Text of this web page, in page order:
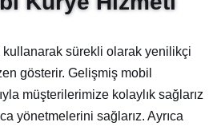
kullanarak sürekli olarak yenilikçi
gösterir. Gelişmiş mobil
müşterilerimize kolaylık sağlarız
yönetmelerini sağlarız. Ayrıca